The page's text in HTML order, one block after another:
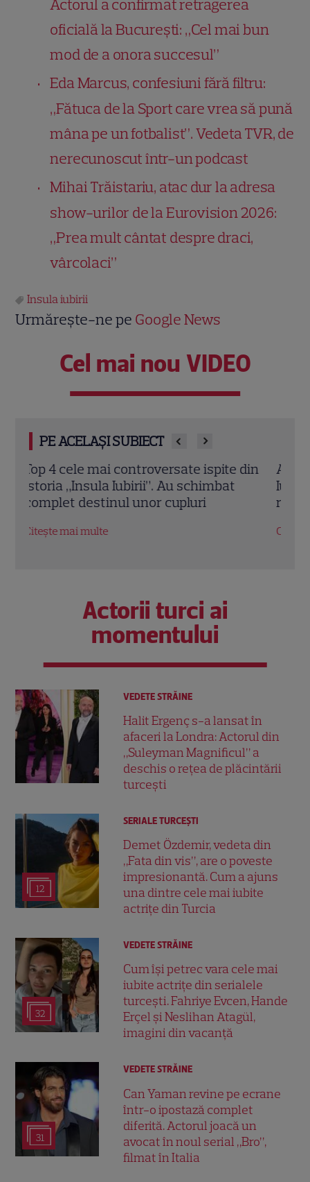
Actorul a confirmat retragerea
oficială la București: „Cel mai bun
mod de a onora succesul”
Eda Marcus, confesiuni fără filtru:
„Fătuca de la Sport care vrea să pună
mâna pe un fotbalist”. Vedeta TVR, de
nerecunoscut într-un podcast
Mihai Trăistariu, atac dur la adresa
show-urilor de la Eurovision 2026:
„Prea mult cântat despre draci,
vârcolaci”
Insula iubirii
Urmărește-ne pe Google News
Cel mai nou VIDEO
PE ACELAȘI SUBIECT
Andrușca, schimbare de look la „Insula
Iubirii – Reuniuni”. Ce a dezvăluit despre
relația cu Andrei după emisiune
Citește mai multe
Actorii turci ai
momentului
VEDETE STRĂINE
Halit Ergenç s-a lansat în
afaceri la Londra: Actorul din
„Suleyman Magnificul” a
deschis o rețea de plăcintării
turcești
12
SERIALE TURCEŞTI
Demet Özdemir, vedeta din
„Fata din vis”, are o poveste
impresionantă. Cum a ajuns
una dintre cele mai iubite
actrițe din Turcia
32
VEDETE STRĂINE
Cum își petrec vara cele mai
iubite actrițe din serialele
turcești. Fahriye Evcen, Hande
Erçel și Neslihan Atagül,
imagini din vacanță
31
VEDETE STRĂINE
Can Yaman revine pe ecrane
într-o ipostază complet
diferită. Actorul joacă un
avocat în noul serial „Bro”,
filmat în Italia